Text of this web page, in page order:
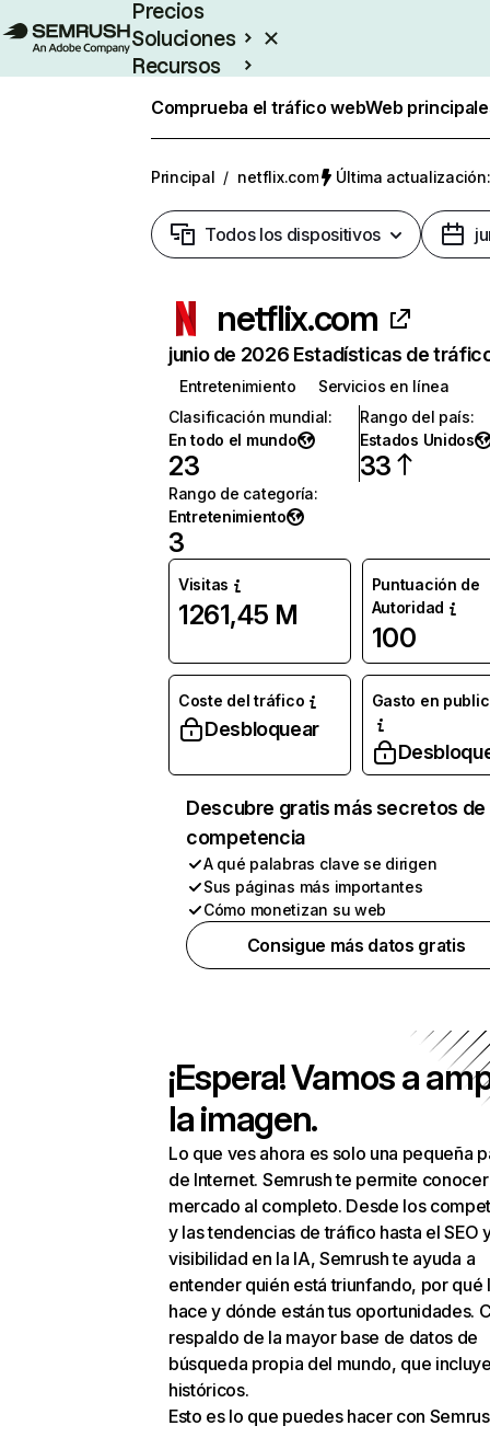
Precios
Soluciones
Recursos
Comprueba el tráfico webWeb
Principal / netflix.com Última
Todos los dispositivos
netflix.com
junio de 2026 Estadísticas de
Entretenimiento
Servicios en línea
Clasificación mundial:
En todo el mundo
23
Rango del país:
Estados Unidos
33
Rango de categoría:
Entretenimiento
3
Visitas
1261,45 M
Puntuación de
Autoridad
100
Coste del tráfico
Desbloquear
Gasto en
Descubre gratis más secretos de
competencia
A qué palabras clave se dirigen
Sus páginas más importantes
Cómo monetizan su web
Consigue más datos gratis
¡Espera! Vamos a
la imagen.
Lo que ves ahora es solo una pequeña
de Internet. Semrush te permite
mercado al completo. Desde los
y las tendencias de tráfico hasta el SEO
visibilidad en la IA, Semrush te ayuda a
entender quién está triunfando, por qué
hace y dónde están tus oportunidades.
respaldo de la mayor base de datos de
búsqueda propia del mundo, que
históricos.
Esto es lo que puedes hacer con